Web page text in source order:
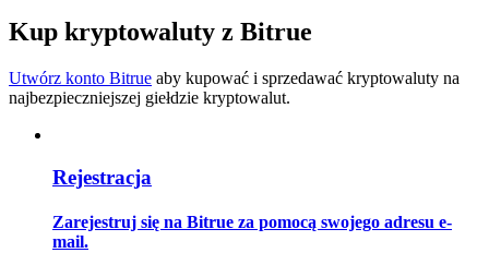
Informacja
Kup kryptowaluty z Bitrue
Utwórz konto Bitrue aby kupować i sprzedawać kryptowaluty na
najbezpieczniejszej giełdzie kryptowalut.
Rejestracja
Zarejestruj się na Bitrue za pomocą swojego adresu e-
mail.